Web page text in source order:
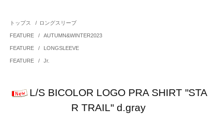
トップス / ロングスリーブ
FEATURE / AUTUMN&WINTER2023
FEATURE / LONGSLEEVE
FEATURE / Jr.
L/S BICOLOR LOGO PRA SHIRT "STA
R TRAIL" d.gray